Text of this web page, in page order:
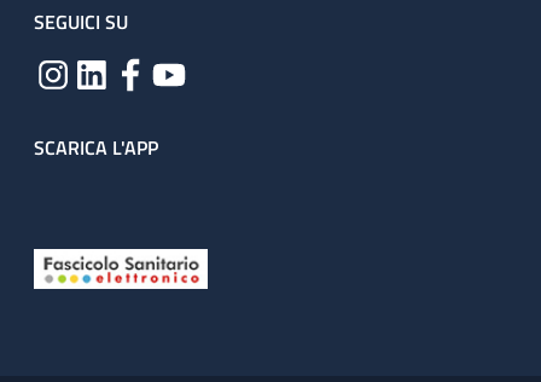
SEGUICI SU
SCARICA L'APP